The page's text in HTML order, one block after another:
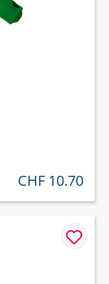
regulärer preis:
CHF 10.70